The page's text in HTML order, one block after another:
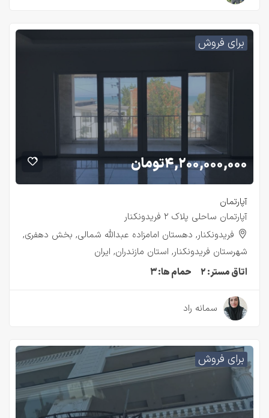
برای فروش
۴,۲۰۰,۰۰۰,۰۰۰تومان
آپارتمان
آپارتمان ساحلی پلاک ۲ فریدونکنار
فریدونکنار, دهستان امامزاده عبدالله شمالی, بخش دهفری,
شهرستان فریدونکنار, استان مازندران, ایران
اتاق مستر:۲ حمام ها:۳
سمانه راد
برای فروش